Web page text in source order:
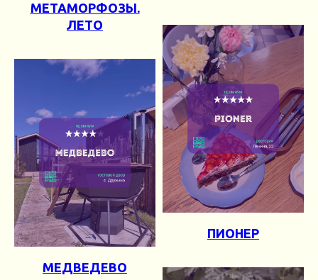
МЕТАМОРФОЗЫ.
ЛЕТО
ПИОНЕР
МЕДВЕДЕВО